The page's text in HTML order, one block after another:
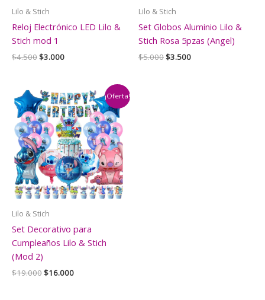
Lilo & Stich
Reloj Electrónico LED Lilo &
Stich mod 1
$4.500El
$4.500.
$3.000El
$3.000.
Lilo & Stich
Set Globos Aluminio Lilo &
Stich Rosa 5pzas (Angel)
$5.000El
$3.500El
¡Oferta!
Lilo & Stich
Set Decorativo para
Cumpleaños Lilo & Stich
(Mod 2)
$19.000El
$16.000El